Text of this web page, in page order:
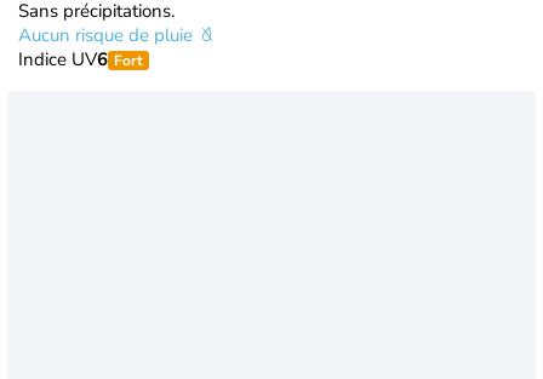
Sans précipitations.
Aucun risque de pluie
Indice UV6 Fort